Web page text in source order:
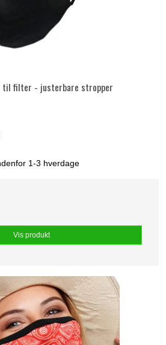
til filter - justerbare stropper
1-3 hverdage
Vis produkt